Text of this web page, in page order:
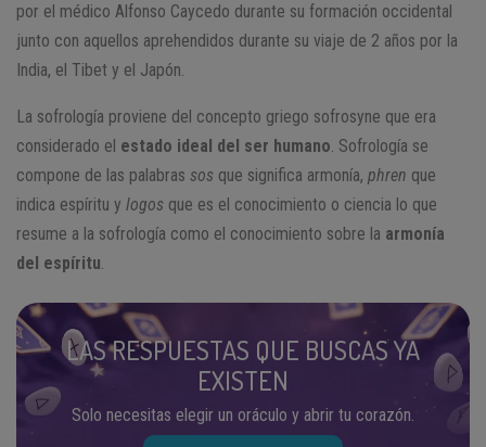
por el médico Alfonso Caycedo durante su formación occidental
junto con aquellos aprehendidos durante su viaje de 2 años por la
India, el Tibet y el Japón.
La sofrología proviene del concepto griego sofrosyne que era
considerado el estado ideal del ser humano . Sofrología se
compone de las palabras sos que significa armonía, phren que
indica espíritu y logos que es el conocimiento o ciencia lo que
resume a la sofrología como el conocimiento sobre la armonía
del espíritu
LAS RESPUESTAS QUE BUSCAS YA
EXISTEN
Solo necesitas elegir un oráculo y abrir tu corazón.